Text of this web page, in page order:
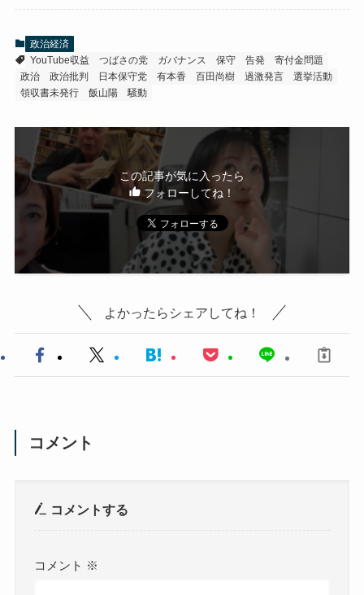
政治経済
YouTube収益
つばさの党 ガバナンス 保守 告発
寄付金問題
政治
政治批判 日本保守党 有本香 百田尚樹 過激発言
選挙活動
領収書未発行
飯山陽 騒動
この記事が気に入ったら
フォローしてね！
よかったらシェアしてね！
コメント
コメントする
コメント ※